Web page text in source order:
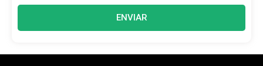
ENVIAR